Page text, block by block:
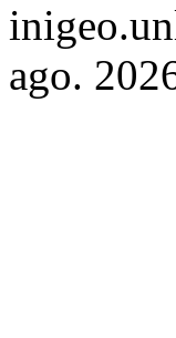
ago.